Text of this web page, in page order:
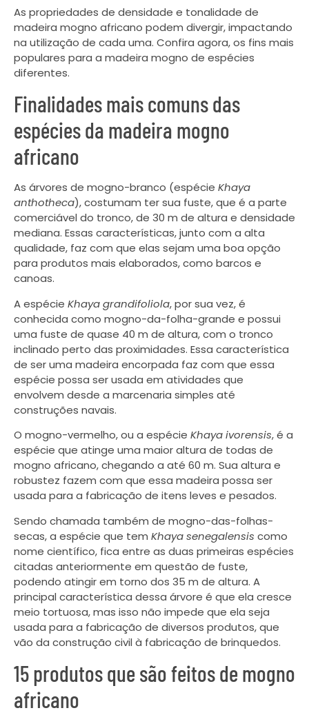
As propriedades de densidade e tonalidade de
madeira mogno africano podem divergir, impactando
na utilização de cada uma. Confira agora, os fins mais
populares para a madeira mogno de espécies
diferentes.
Finalidades mais comuns das
espécies da madeira mogno
africano
As árvores de mogno-branco (espécie Khaya
anthotheca), costumam ter sua fuste, que é a parte
comerciável do tronco, de 30 m de altura e densidade
mediana. Essas características, junto com a alta
qualidade, faz com que elas sejam uma boa opção
para produtos mais elaborados, como barcos e
canoas.
A espécie Khaya grandifoliola, por sua vez, é
conhecida como mogno-da-folha-grande e possui
uma fuste de quase 40 m de altura, com o tronco
inclinado perto das proximidades. Essa característica
de ser uma madeira encorpada faz com que essa
espécie possa ser usada em atividades que
envolvem desde a marcenaria simples até
construções navais.
O mogno-vermelho, ou a espécie Khaya ivorensis, é a
espécie que atinge uma maior altura de todas de
mogno africano, chegando a até 60 m. Sua altura e
robustez fazem com que essa madeira possa ser
usada para a fabricação de itens leves e pesados.
Sendo chamada também de mogno-das-folhas-
secas, a espécie que tem Khaya senegalensis como
nome científico, fica entre as duas primeiras espécies
citadas anteriormente em questão de fuste,
podendo atingir em torno dos 35 m de altura. A
principal característica dessa árvore é que ela cresce
meio tortuosa, mas isso não impede que ela seja
usada para a fabricação de diversos produtos, que
vão da construção civil à fabricação de brinquedos.
15 produtos que são feitos de mogno
africano